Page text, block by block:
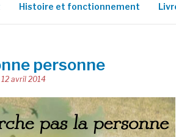
Histoire et fonctionnement
personne
12 avril 2014